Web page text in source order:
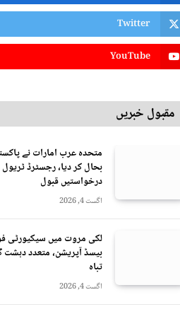
Twitter
YouTube
مقبول خبریں
متحدہ عرب امارات نے
بحال کر دیا، رجسٹرڈ
درخواستیں قبول
اگست 4, 2026
لکی مروت میں سیکیورٹی
بیسڈ آپریشن، متعدد دہشت
تباہ
اگست 4, 2026